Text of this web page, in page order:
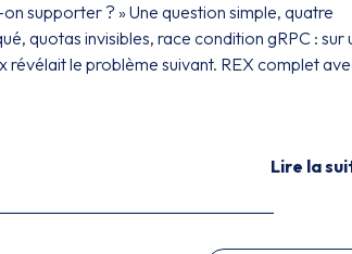
supporter ? » Une question simple, quatre
quotas invisibles, race condition gRPC : sur
révélait le problème suivant. REX complet
Lire la